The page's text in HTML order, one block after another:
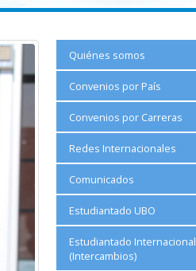
Quiénes somos
Convenios por País
Convenios por Carreras
Redes Internacionales
Comunicados
Estudiantado UBO
Estudiantado Internacional
(Intercambios)